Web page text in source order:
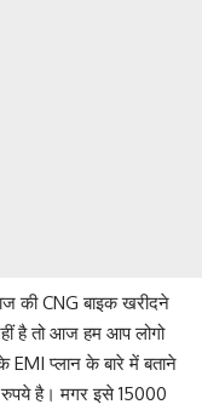
की CNG बाइक खरीदने
है तो आज हम आप लोगो
प्लान के बारे में बताने
है। मगर इसे 15000